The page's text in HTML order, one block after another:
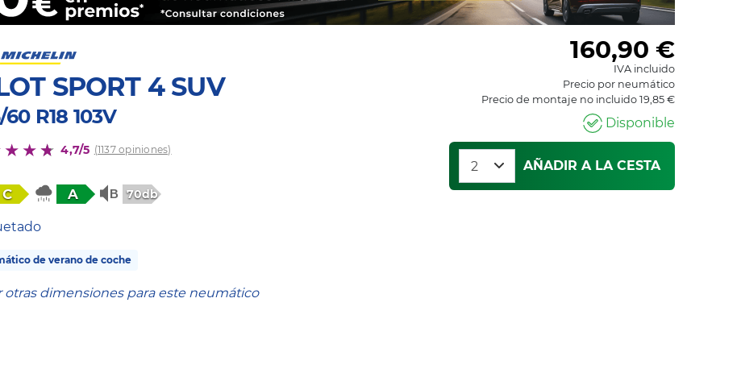
SPORT 4 SUV
60 R18 103V
4,7/5 (1137 opiniones)
C A 70db
de verano de coche
otras dimensiones para este neumático
160,90 €
IVA incluido
Precio por neumático
Precio de montaje no incluido 19,85 €
Disponible
AÑADIR A LA CESTA